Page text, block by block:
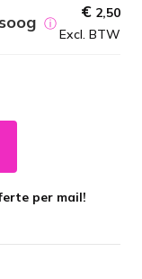
ⓘ
€ 2,50
Excl. BTW
per mail!